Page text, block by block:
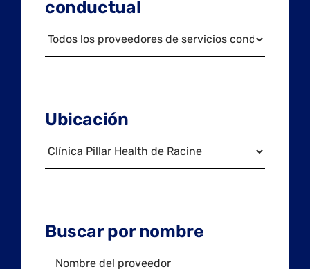
conductual
Ubicación
Buscar por nombre